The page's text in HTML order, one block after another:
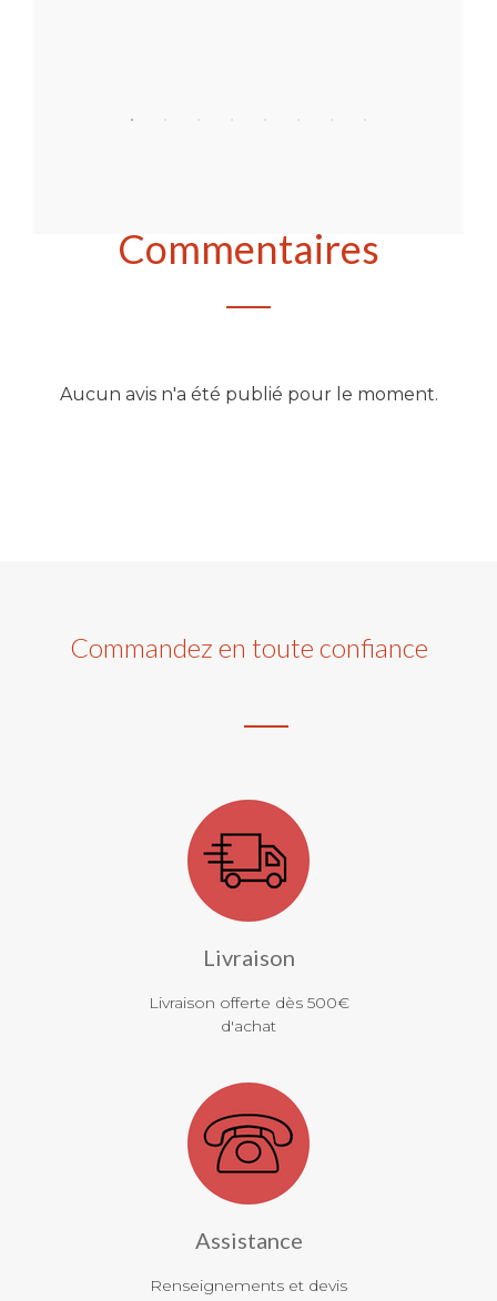
Commentaires
Aucun avis n'a été publié pour le moment.
Commandez en toute confiance
Livraison
Livraison offerte dès 500€
d'achat
Assistance
Renseignements et devis